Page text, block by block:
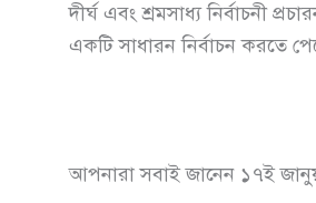
দীর্ঘ এবং শ্রমসাধ্য নির্বাচনী
একটি সাধারন নির্বাচন করতে
আপনারা সবাই জানেন ১৭ই